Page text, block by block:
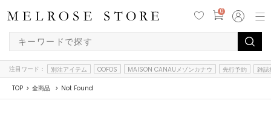
0
注目ワード： 別注アイテム OOFOS MAISON CANAUメゾンカナウ 先行予約 雑誌
TOP 全商品 Not Found